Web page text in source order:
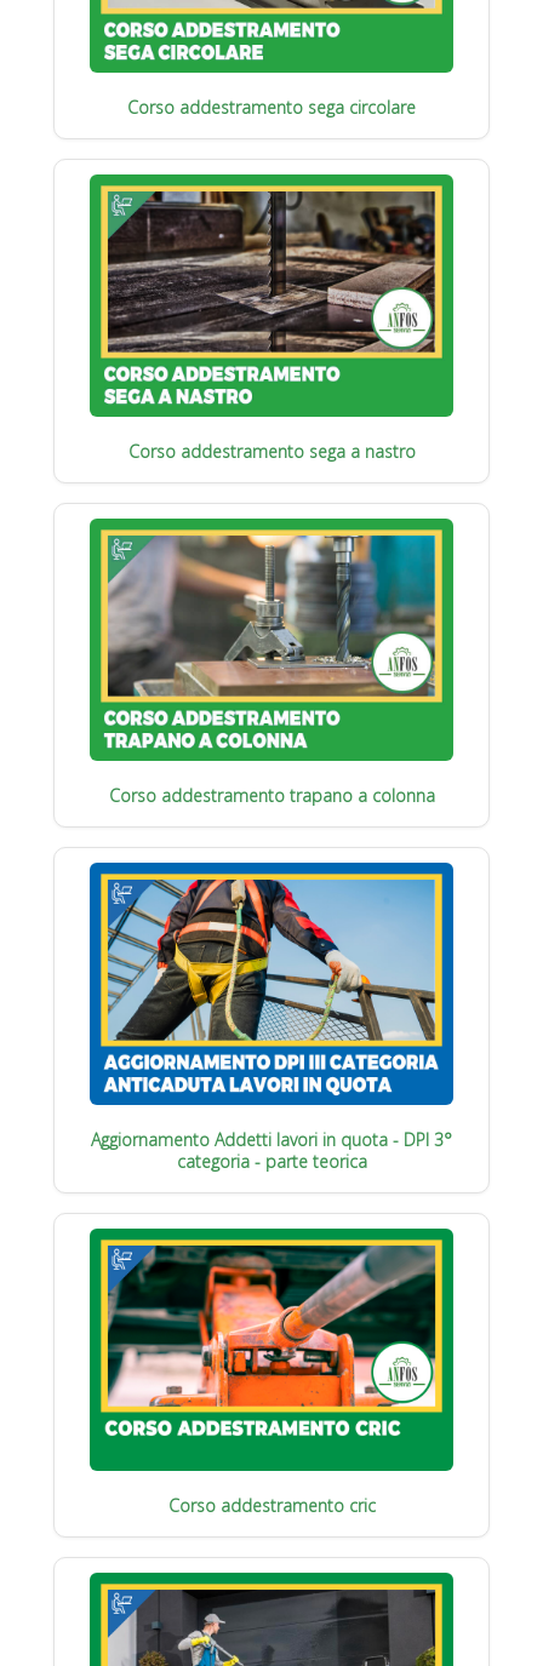
Corso addestramento sega circolare
Corso addestramento sega a nastro
Corso addestramento trapano a colonna
Aggiornamento Addetti lavori in quota - DPI 3°
categoria - parte teorica
Corso addestramento cric